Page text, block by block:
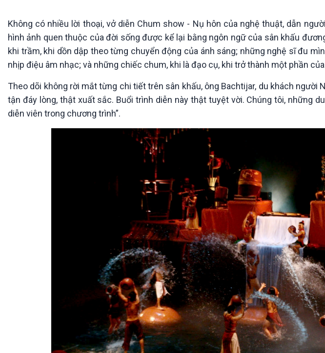
Tài nguyên và Môi trường
Chuyên gia của bạn
Xã hội chuyển động
Bước chân đến trường
khí hậu
VOV1 đặc biệt
Thanh âm ký sự
Chân dung cuộc sống
Các chương trình đặc biệt
Không có nhiều lời thoại, vở diễn Chum show - Nụ hôn của nghệ thuật, dẫn
hình ảnh quen thuộc của đời sống được kể lại bằng ngôn ngữ của sân khấu
khi trầm, khi dồn dập theo từng chuyển động của ánh sáng; những nghệ sĩ đu
nhịp điệu âm nhạc; và những chiếc chum, khi là đạo cụ, khi trở thành một phần
Theo dõi không rời mắt từng chi tiết trên sân khấu, ông Bachtijar, du khách người
tận đáy lòng, thật xuất sắc. Buổi trình diễn này thật tuyệt vời. Chúng tôi, những
diễn viên trong chương trình”.